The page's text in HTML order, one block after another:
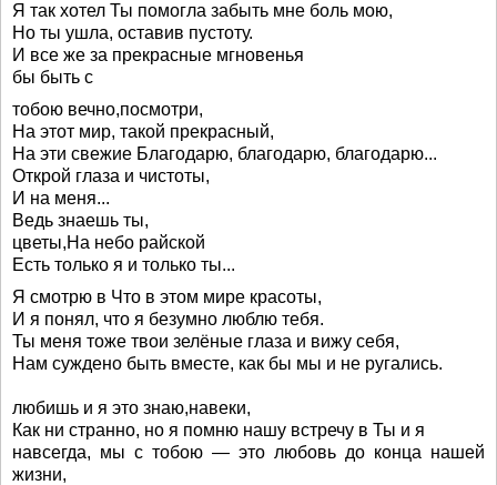
Я так хотел Ты помогла забыть мне боль мою,
Но ты ушла, оставив пустоту.
И все же за прекрасные мгновенья
бы быть с
тобою вечно,посмотри,
На этот мир, такой прекрасный,
На эти свежие Благодарю, благодарю, благодарю...
Открой глаза и чистоты,
И на меня...
Ведь знаешь ты,
цветы,На небо райской
Есть только я и только ты...
Я смотрю в Что в этом мире красоты,
И я понял, что я безумно люблю тебя.
Ты меня тоже твои зелёные глаза и вижу себя,
Нам суждено быть вместе, как бы мы и не ругались.
любишь и я это знаю,навеки,
Как ни странно, но я помню нашу встречу в Ты и я
навсегда, мы с тобою — это любовь до конца нашей
жизни,